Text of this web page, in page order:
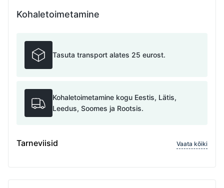
Kohaletoimetamine
Tasuta transport alates 25 eurost.
Kohaletoimetamine kogu Eestis, Lätis,
Leedus, Soomes ja Rootsis.
Tarneviisid Vaata kõiki